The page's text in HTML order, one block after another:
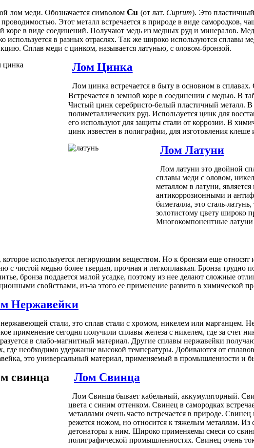
лом меди. Обозначается символом Cu (от лат. Cuprum). Это пластичный
проводимостью. Этот металл встречается в природе в виде самородков,
коре в виде соединений. Получают медь из медных руд и минералов.
используется в разных отраслях. Так же широко используются сплавы
Сплав меди с цинком, называется латунью, с оловом-бронзой.
Лом Цинка
Лом цинка встречается в быту в основном в
Встречается в земной коре в соединении с медью. В
Чистый цинк серебристо-белый пластичный металл. В
полиметаллических руд. Используется цинк для
его используют для защиты стали от коррозии. В
цинк известен в полиграфии, для изготовления клеше
Лом Латуни
Лом латуни это двойной
сплавы меди с оловом,
металлом в латуни,
антикоррозионными и
биметалла, это сталь-
золотистому цвету широко
Многокомпонентные латуни
используется легирующим веществом. Но к бронзам еще
с чистой медью более твердая, прочная и легкоплавкая. Бронза трудно
бронза поддается малой усадке, поэтому из нее делают сложные
свойствами, из-за этого ее применение развито в химической
Нержавейки
стали, это сплав стали с хромом, никелем или марганцем.
применение сегодня получили сплавы железа с никелем, где за счет
в слабо-магнитный материал. Другие сплавы нержавейки
где необходимо удержание высокой температуры. Добиваются от
это универсальный материал, применяемый в промышленности и
Лом Свинца
Лом Свинца бывает кабельный, аккумуляторный.
цвета с синим оттенком. Свинец в самородках
металлами очень часто встречается в природе.
режется ножом, но относится к тяжелым металлам. Из
детонаторы к ним. Широко применяемы смеси со
полиграфической промышленностях. Свинец очень